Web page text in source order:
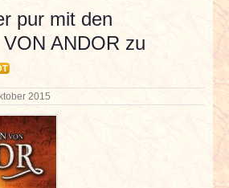
pur mit den
ANDOR zu
2015